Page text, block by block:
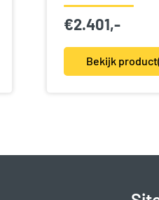
€2.401,-
Bekijk